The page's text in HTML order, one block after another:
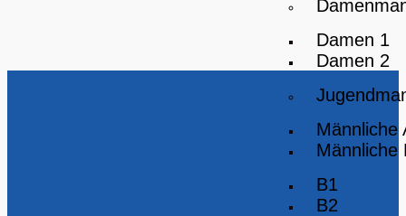
Damen 1
Damen 2
Männliche
Männliche
B1
B2